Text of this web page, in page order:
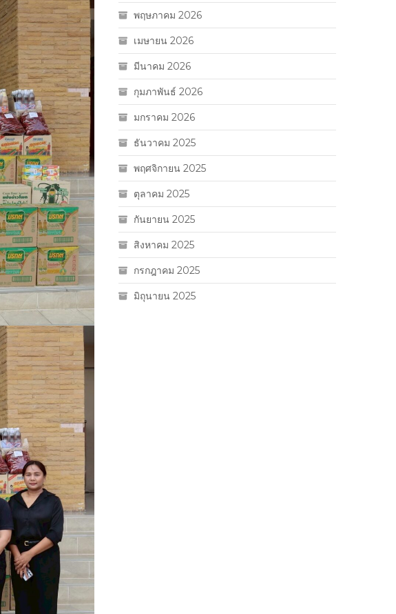
พฤษภาคม 2026
เมษายน 2026
มีนาคม 2026
กุมภาพันธ์ 2026
มกราคม 2026
ธันวาคม 2025
พฤศจิกายน 2025
ตุลาคม 2025
กันยายน 2025
สิงหาคม 2025
กรกฎาคม 2025
มิถุนายน 2025